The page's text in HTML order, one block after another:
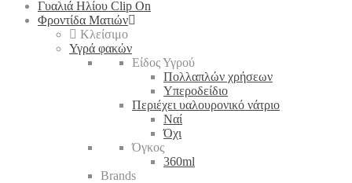
Γυαλιά Ηλίου Clip On
Φροντίδα Ματιών
Κλείσιμο
Υγρά φακών
Είδος Υγρού
Πολλαπλών χρήσεων
Υπεροδείδιο
Περιέχει υαλουρονικό νάτριο
Ναί
Όχι
Όγκος
360ml
Brands